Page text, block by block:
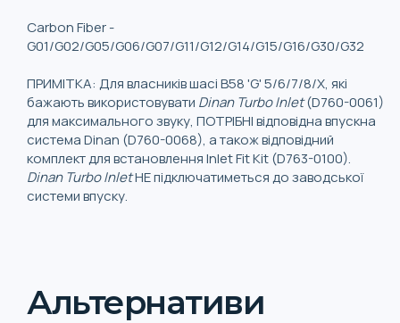
Carbon Fiber -
G01/G02/G05/G06/G07/G11/G12/G14/G15/G16/G30/G32
ПРИМІТКА: Для власників шасі B58 'G' 5/6/7/8/X, які
бажають використовувати Dinan Turbo Inlet(D760-0061)
для максимального звуку, ПОТРІБНІ відповідна впускна
система Dinan (D760-0068), а також відповідний
комплект для встановлення Inlet Fit Kit (D763-0100).
Dinan Turbo InletНЕ підключатиметься до заводської
системи впуску.
Альтернативи